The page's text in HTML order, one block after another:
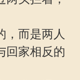
而是两人
回家相反的